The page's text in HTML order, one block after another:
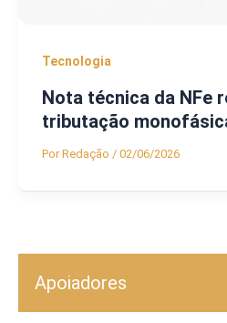
Tecnologia
Nota técnica da NFe
tributação
PorRedação / 02/06/2026
Apoiadores